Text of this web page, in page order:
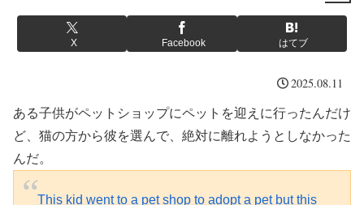
X Facebook はてブ
2025.08.11
ある子供がペットショップにペットを迎えに行ったんだけ
ど、猫の方から彼を選んで、絶対に離れようとしなかった
んだ。
This kid went to a pet shop to adopt a pet but this